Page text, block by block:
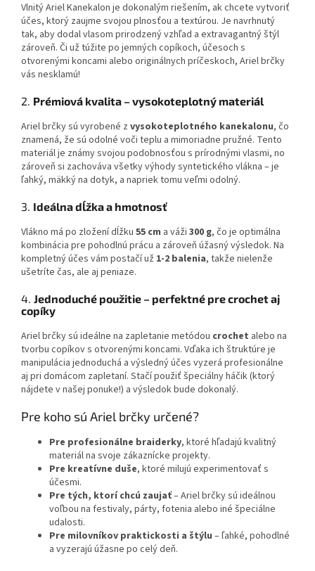
Vlnitý Ariel Kanekalon je dokonalým riešením, ak chcete vytvoriť
účes, ktorý zaujme svojou plnosťou a textúrou. Je navrhnutý
tak, aby dodal vlasom prirodzený vzhľad a extravagantný štýl
zároveň. Či už túžite po jemných copíkoch, účesoch s
otvorenými koncami alebo originálnych príčeskoch, Ariel brčky
vás nesklamú!
2. Prémiová kvalita – vysokoteplotný materiál
Ariel brčky sú vyrobené z vysokoteplotného kanekalonu, čo
znamená, že sú odolné voči teplu a mimoriadne pružné. Tento
materiál je známy svojou podobnosťou s prírodnými vlasmi, no
zároveň si zachováva všetky výhody syntetického vlákna – je
ľahký, mäkký na dotyk, a napriek tomu veľmi odolný.
3. Ideálna dĺžka a hmotnosť
Vlákno má po zložení dĺžku 55 cm a váži 300 g, čo je optimálna
kombinácia pre pohodlnú prácu a zároveň úžasný výsledok. Na
kompletný účes vám postačí už 1-2 balenia, takže nielenže
ušetríte čas, ale aj peniaze.
4. Jednoduché použitie – perfektné pre crochet aj
copíky
Ariel brčky sú ideálne na zapletanie metódou crochet alebo na
tvorbu copíkov s otvorenými koncami. Vďaka ich štruktúre je
manipulácia jednoduchá a výsledný účes vyzerá profesionálne
aj pri domácom zapletaní. Stačí použiť špeciálny háčik (ktorý
nájdete v našej ponuke!) a výsledok bude dokonalý.
Pre koho sú Ariel brčky určené?
Pre profesionálne braiderky, ktoré hľadajú kvalitný
materiál na svoje zákaznícke projekty.
Pre kreatívne duše, ktoré milujú experimentovať s
účesmi.
Pre tých, ktorí chcú zaujať– Ariel brčky sú ideálnou
voľbou na festivaly, párty, fotenia alebo iné špeciálne
udalosti.
Pre milovníkov praktickosti a štýlu – ľahké, pohodlné
a vyzerajú úžasne po celý deň.